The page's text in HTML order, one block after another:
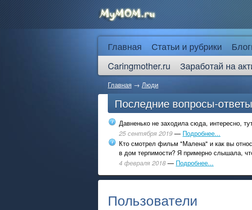
Главная Статьи и рубрики
Caringmother.ru
Заработай на
Главная → Люди
Последние вопросы-ответы
Давненько не заходила сюда, интересно,
25 сентября 2019 — Подробнее...
Кто смотрел фильм "Малена" и как вы
в дом терпимости? Я примерно слышала,
4 февраля 2018 — Подробнее...
Пользователи